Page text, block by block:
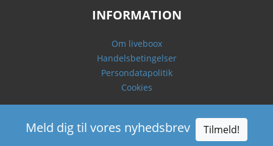
INFORMATION
Om liveboox
Handelsbetingelser
Persondatapolitik
Cookies
Meld dig til vores nyhedsbrev Tilmeld!